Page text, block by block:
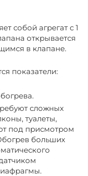
собой агрегат с 1
открывается
в клапане.
показатели:
сложных
туалеты,
под присмотром
больших